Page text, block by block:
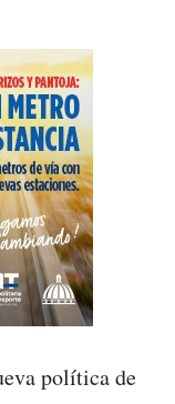
política de